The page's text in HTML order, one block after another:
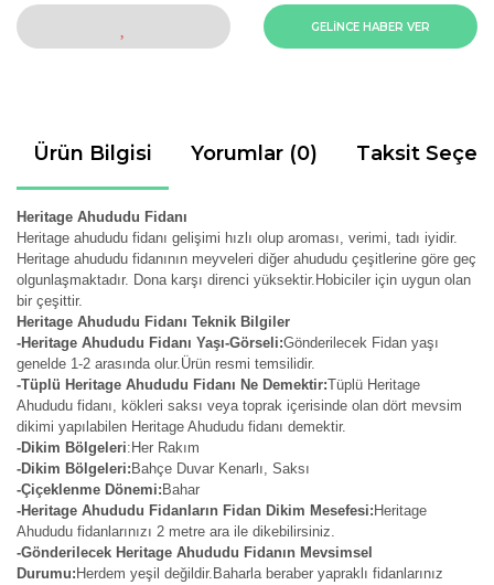
GELİNCE HABER VER
Ürün Bilgisi Yorumlar (0) Taksit
Heritage Ahududu Fidanı
Heritage ahududu fidanı gelişimi hızlı olup aroması, verimi, tadı iyidir.
Heritage ahududu fidanının meyveleri diğer ahududu çeşitlerine göre geç
olgunlaşmaktadır. Dona karşı direnci yüksektir.Hobiciler için uygun olan
bir çeşittir.
Heritage Ahududu Fidanı Teknik Bilgiler
-Heritage Ahududu Fidanı Yaşı-Görseli:Gönderilecek Fidan yaşı
genelde 1-2 arasında olur.Ürün resmi temsilidir.
-Tüplü Heritage Ahududu Fidanı Ne Demektir:Tüplü Heritage
Ahududu fidanı, kökleri saksı veya toprak içerisinde olan dört mevsim
dikimi yapılabilen Heritage Ahududu fidanı demektir.
-Dikim Bölgeleri:Her Rakım
-Dikim Bölgeleri: Bahçe Duvar Kenarlı, Saksı
-Çiçeklenme Dönemi: Bahar
-Heritage Ahududu Fidanların Fidan Dikim Mesefesi: Heritage
Ahududu fidanlarınızı 2 metre ara ile dikebilirsiniz.
-Gönderilecek Heritage Ahududu Fidanın Mevsimsel
Durumu: Herdem yeşil değildir.Baharla beraber yapraklı fidanlarınız